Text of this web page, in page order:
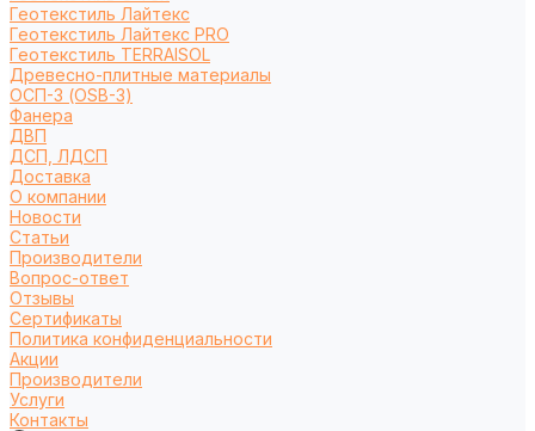
Геотекстиль Лайтекс
Геотекстиль Лайтекс PRO
Геотекстиль TERRAISOL
Древесно-плитные материалы
ОСП-3 (OSB-3)
Фанера
ДВП
ДСП, ЛДСП
Доставка
О компании
Новости
Статьи
Производители
Вопрос-ответ
Отзывы
Сертификаты
Политика конфиденциальности
Акции
Производители
Услуги
Контакты